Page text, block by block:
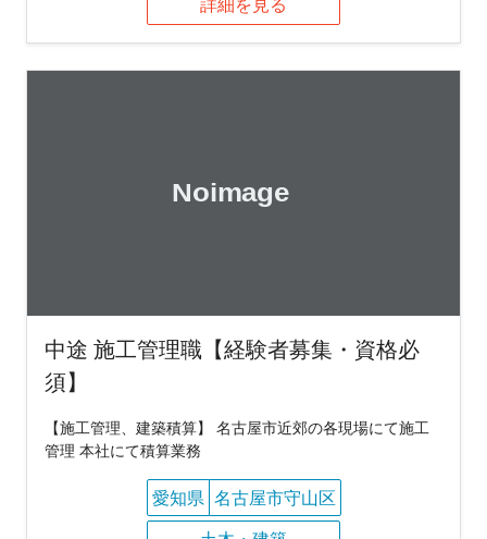
中途 施工管理職【経験者募集・資格必
須】
【施工管理、建築積算】 名古屋市近郊の各現場にて施工
管理 本社にて積算業務
愛知県 名古屋市守山区